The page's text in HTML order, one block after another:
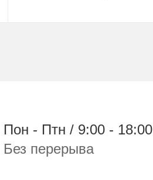
Пон - Птн / 9:00 - 18:00
Без перерыва